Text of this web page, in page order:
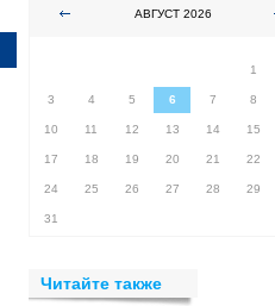
АВГУСТ 2026
1
3 4 5 6 7 8
10 11 12 13 14 15
17 18 19 20 21 22
24 25 26 27 28 29
31
Читайте также